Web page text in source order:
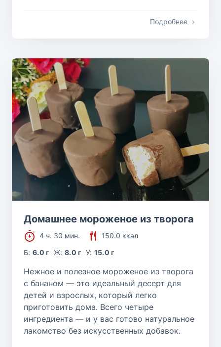
Подробнее
Домашнее мороженое из творога
4 ч. 30 мин.
150.0 ккал
Б:6.0 г Ж: 8.0 г У: 15.0 г
Нежное и полезное мороженое из творога
с бананом — это идеальный десерт для
детей и взрослых, который легко
приготовить дома. Всего четыре
ингредиента — и у вас готово натуральное
лакомство без искусственных добавок.